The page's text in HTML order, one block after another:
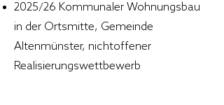
2025/26 Kommunaler Wohnungsbau
in der Ortsmitte, Gemeinde
Altenmünster, nichtoffener
Realisierungswettbewerb